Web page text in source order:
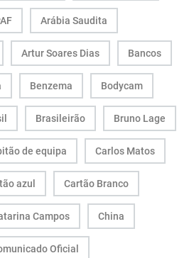
Arábia Saudita
Artur Soares Dias Bancos
Benzema Bodycam
Brasileirão Bruno Lage
de equipa Carlos Matos
azul Cartão Branco
Campos China
Oficial